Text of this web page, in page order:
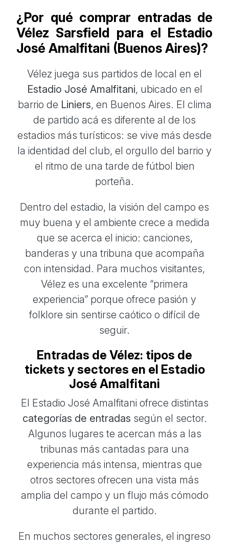
¿Por qué comprar entradas de
Vélez Sarsfield para el Estadio
José Amalfitani (Buenos Aires)?
Vélez juega sus partidos de local en el
Estadio José Amalfitani, ubicado en el
barrio de Liniers, en Buenos Aires. El clima
de partido acá es diferente al de los
estadios más turísticos: se vive más desde
la identidad del club, el orgullo del barrio y
el ritmo de una tarde de fútbol bien
porteña.
Dentro del estadio, la visión del campo es
muy buena y el ambiente crece a medida
que se acerca el inicio: canciones,
banderas y una tribuna que acompaña
con intensidad. Para muchos visitantes,
Vélez es una excelente “primera
experiencia” porque ofrece pasión y
folklore sin sentirse caótico o difícil de
seguir.
Entradas de Vélez: tipos de
tickets y sectores en el Estadio
José Amalfitani
El Estadio José Amalfitani ofrece distintas
categorías de entradas según el sector.
Algunos lugares te acercan más a las
tribunas más cantadas para una
experiencia más intensa, mientras que
otros sectores ofrecen una vista más
amplia del campo y un flujo más cómodo
durante el partido.
En muchos sectores generales, el ingreso